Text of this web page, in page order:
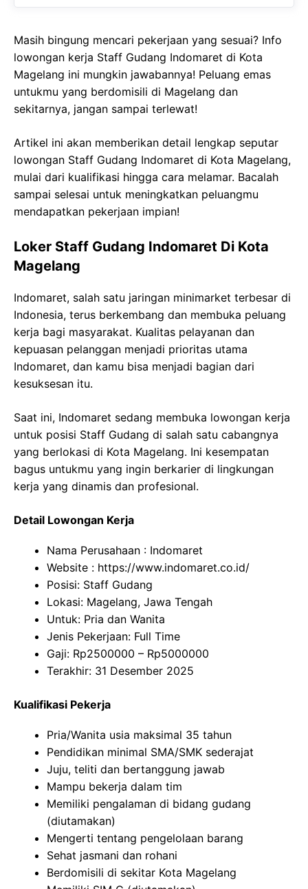
Masih bingung mencari pekerjaan yang sesuai? Info
lowongan kerja Staff Gudang Indomaret di Kota
Magelang ini mungkin jawabannya! Peluang emas
untukmu yang berdomisili di Magelang dan
sekitarnya, jangan sampai terlewat!
Artikel ini akan memberikan detail lengkap seputar
lowongan Staff Gudang Indomaret di Kota Magelang,
mulai dari kualifikasi hingga cara melamar. Bacalah
sampai selesai untuk meningkatkan peluangmu
mendapatkan pekerjaan impian!
Loker Staff Gudang Indomaret Di Kota
Magelang
Indomaret, salah satu jaringan minimarket terbesar di
Indonesia, terus berkembang dan membuka peluang
kerja bagi masyarakat. Kualitas pelayanan dan
kepuasan pelanggan menjadi prioritas utama
Indomaret, dan kamu bisa menjadi bagian dari
kesuksesan itu.
Saat ini, Indomaret sedang membuka lowongan kerja
untuk posisi Staff Gudang di salah satu cabangnya
yang berlokasi di Kota Magelang. Ini kesempatan
bagus untukmu yang ingin berkarier di lingkungan
kerja yang dinamis dan profesional.
Detail Lowongan Kerja
Nama Perusahaan : Indomaret
Website : https://www.indomaret.co.id/
Posisi: Staff Gudang
Lokasi: Magelang, Jawa Tengah
Untuk: Pria dan Wanita
Jenis Pekerjaan: Full Time
Gaji: Rp2500000 – Rp5000000
Terakhir: 31 Desember 2025
Kualifikasi Pekerja
Pria/Wanita usia maksimal 35 tahun
Pendidikan minimal SMA/SMK sederajat
Juju, teliti dan bertanggung jawab
Mampu bekerja dalam tim
Memiliki pengalaman di bidang gudang
(diutamakan)
Mengerti tentang pengelolaan barang
Sehat jasmani dan rohani
Berdomisili di sekitar Kota Magelang